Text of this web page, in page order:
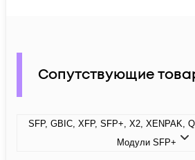
Сопутствующие
SFP, GBIC, XFP, SFP+, X2, XENPAK,
Модули SFP+